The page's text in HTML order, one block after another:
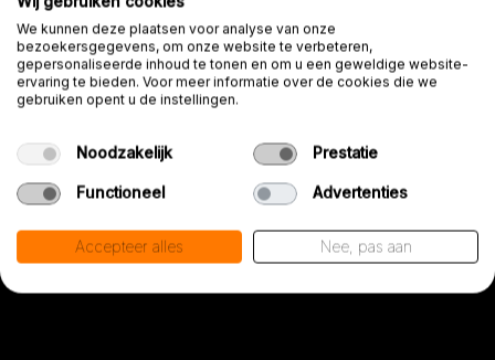
motivatie om deze te halen
Je weet van aanpakken en kan goed
samenwerken
Heb je ervaring met straten? Dan is
dat mooi meegenomen
We kunnen deze plaatsen voor analyse van onze
bezoekersgegevens, om onze website te verbeteren,
gepersonaliseerde inhoud te tonen en om u een geweldige website-
ervaring te bieden. Voor meer informatie over de cookies die we
gebruiken opent u de instellingen.
Noodzakelijk Prestatie
Functioneel Advertenties
Accepteer alles Nee, pas aan